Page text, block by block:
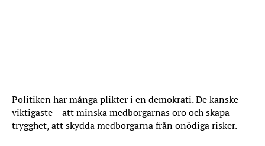
Politiken har många plikter i en demokrati. De kanske
viktigaste – att minska medborgarnas oro och skapa
trygghet, att skydda medborgarna från onödiga risker.